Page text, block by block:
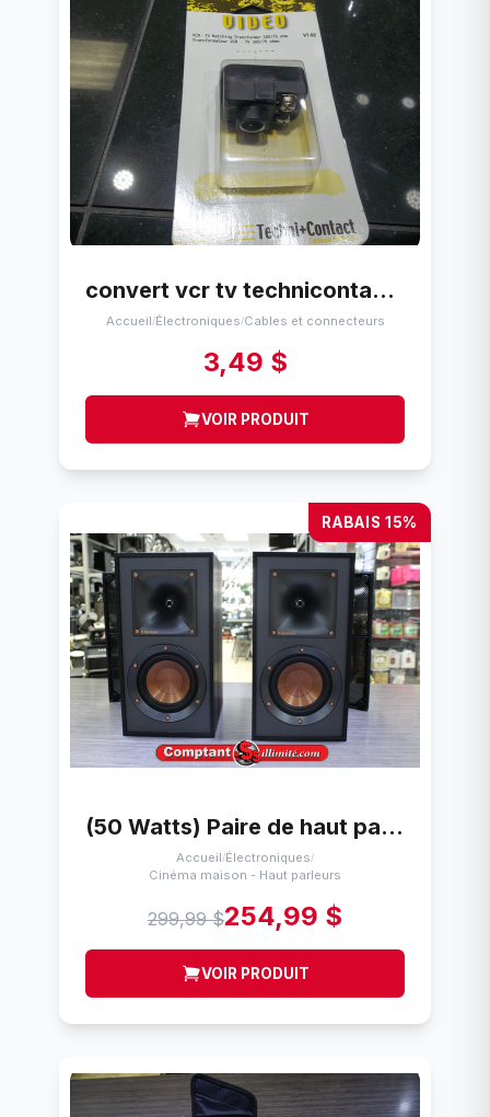
convert vcr tv technicontact vt-02
Accueil/Électroniques/Cables et connecteurs
3,49 $
VOIR PRODUIT
RABAIS 15%
(50 Watts) Paire de haut parleurs Klipsch R-41M
Accueil/Électroniques/
Cinéma maison - Haut parleurs
299,99 $254,99 $
VOIR PRODUIT